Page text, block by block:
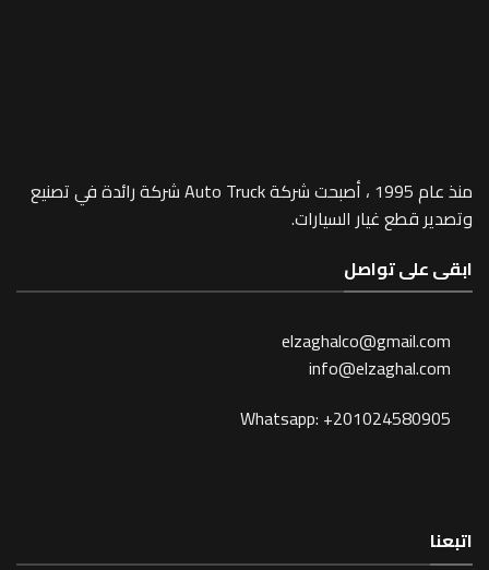
منذ عام 1995 ، أصبحت شركة Auto Truck شركة رائدة في تصنيع
غيار السيارات.
تواصل
Whatsapp: